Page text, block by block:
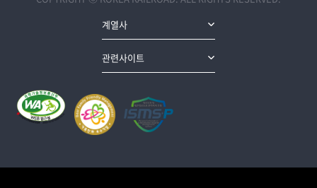
계열사
관련사이트